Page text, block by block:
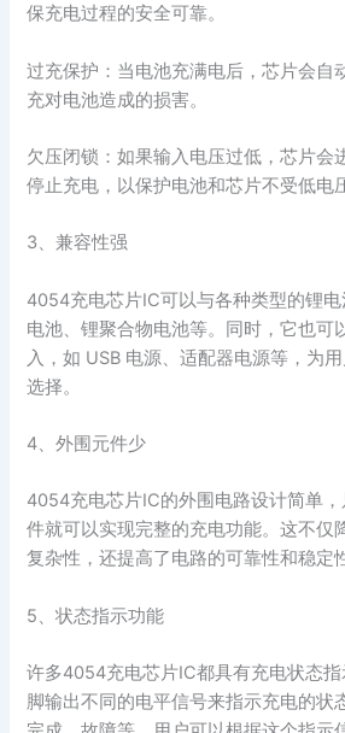
保充电过程的安全可靠。
过充保护：当电池充满电后，芯片会自
充对电池造成的损害。
欠压闭锁：如果输入电压过低，芯片会
停止充电，以保护电池和芯片不受低电
3、兼容性强
4054充电芯片IC可以与各种类型的锂
电池、锂聚合物电池等。同时，它也可
入，如 USB 电源、适配器电源等，为
选择。
4、外围元件少
4054充电芯片IC的外围电路设计简单
件就可以实现完整的充电功能。这不仅
复杂性，还提高了电路的可靠性和稳定
5、状态指示功能
许多4054充电芯片IC都具有充电状态
脚输出不同的电平信号来指示充电的状